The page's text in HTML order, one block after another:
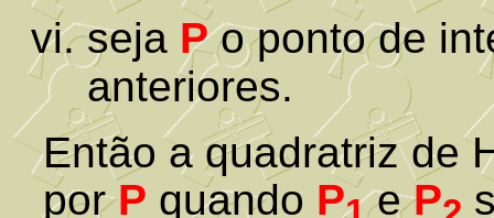
seja Po ponto de
anteriores.
Então a quadratriz de
porP quando P eP